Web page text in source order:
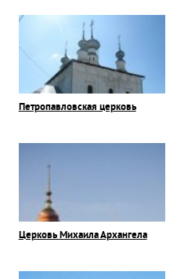
Петропавловская церковь
Церковь Михаила Архангела